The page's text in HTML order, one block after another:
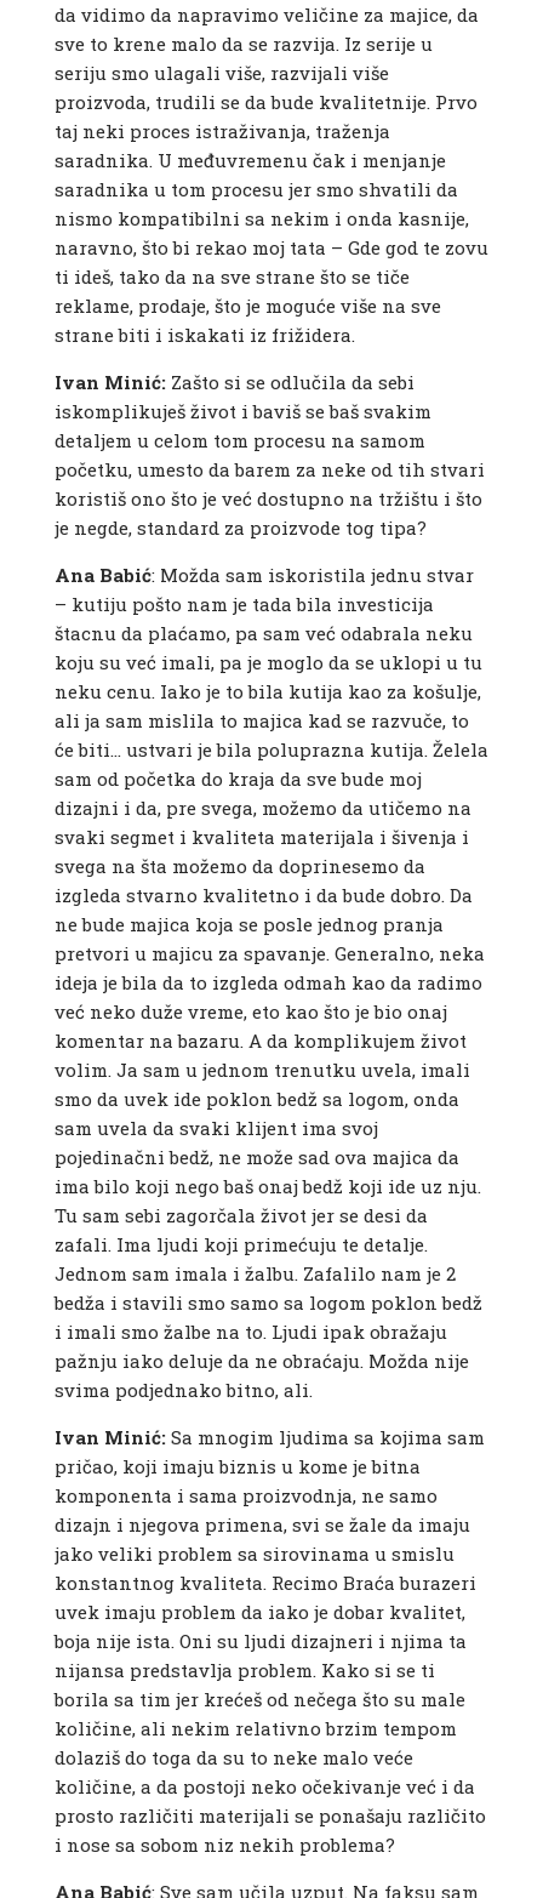
da vidimo da napravimo veličine za majice, da
sve to krene malo da se razvija. Iz serije u
seriju smo ulagali više, razvijali više
proizvoda, trudili se da bude kvalitetnije. Prvo
taj neki proces istraživanja, traženja
saradnika. U međuvremenu čak i menjanje
saradnika u tom procesu jer smo shvatili da
nismo kompatibilni sa nekim i onda kasnije,
naravno, što bi rekao moj tata – Gde god te zovu
ti ideš, tako da na sve strane što se tiče
reklame, prodaje, što je moguće više na sve
strane biti i iskakati iz frižidera.
Ivan Minić: Zašto si se odlučila da sebi
iskomplikuješ život i baviš se baš svakim
detaljem u celom tom procesu na samom
početku, umesto da barem za neke od tih stvari
koristiš ono što je već dostupno na tržištu i što
je negde, standard za proizvode tog tipa?
Ana Babić: Možda sam iskoristila jednu stvar
– kutiju pošto nam je tada bila investicija
štacnu da plaćamo, pa sam već odabrala neku
koju su već imali, pa je moglo da se uklopi u tu
neku cenu. Iako je to bila kutija kao za košulje,
ali ja sam mislila to majica kad se razvuče, to
će biti… ustvari je bila poluprazna kutija. Želela
sam od početka do kraja da sve bude moj
dizajni i da, pre svega, možemo da utičemo na
svaki segmet i kvaliteta materijala i šivenja i
svega na šta možemo da doprinesemo da
izgleda stvarno kvalitetno i da bude dobro. Da
ne bude majica koja se posle jednog pranja
pretvori u majicu za spavanje. Generalno, neka
ideja je bila da to izgleda odmah kao da radimo
već neko duže vreme, eto kao što je bio onaj
komentar na bazaru. A da komplikujem život
volim. Ja sam u jednom trenutku uvela, imali
smo da uvek ide poklon bedž sa logom, onda
sam uvela da svaki klijent ima svoj
pojedinačni bedž, ne može sad ova majica da
ima bilo koji nego baš onaj bedž koji ide uz nju.
Tu sam sebi zagorčala život jer se desi da
zafali. Ima ljudi koji primećuju te detalje.
Jednom sam imala i žalbu. Zafalilo nam je 2
bedža i stavili smo samo sa logom poklon bedž
i imali smo žalbe na to. Ljudi ipak obražaju
pažnju iako deluje da ne obraćaju. Možda nije
svima podjednako bitno, ali.
Ivan Minić: Sa mnogim ljudima sa kojima sam
pričao, koji imaju biznis u kome je bitna
komponenta i sama proizvodnja, ne samo
dizajn i njegova primena, svi se žale da imaju
jako veliki problem sa sirovinama u smislu
konstantnog kvaliteta. Recimo Braća burazeri
uvek imaju problem da iako je dobar kvalitet,
boja nije ista. Oni su ljudi dizajneri i njima ta
nijansa predstavlja problem. Kako si se ti
borila sa tim jer krećeš od nečega što su male
količine, ali nekim relativno brzim tempom
dolaziš do toga da su to neke malo veće
količine, a da postoji neko očekivanje već i da
prosto različiti materijali se ponašaju različito
i nose sa sobom niz nekih problema?
Ana Babić: Sve sam učila uzput. Na faksu sam